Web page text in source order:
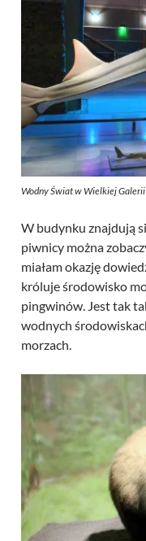
Wodny Świat w Wielkiej
W budynku znajdują
piwnicy można
miałam okazję
króluje środowisko
pingwinów. Jest tak
wodnych
morzach.